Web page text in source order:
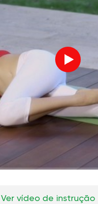
Ver vídeo de instrução